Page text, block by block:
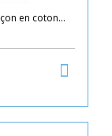
en coton...